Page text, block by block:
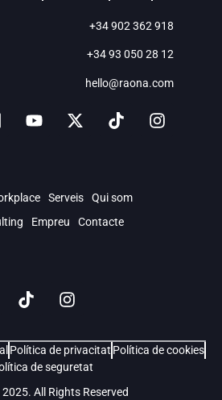
+34 902 362 918
+34 93 050 28 12
hello@raona.com
Serveis
Qui som
Empreu
Contacte
All Rights Reserved
Política de privacitat Política de cookies
de seguretat